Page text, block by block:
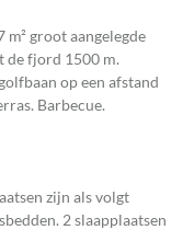
m² groot aangelegde
de fjord 1500 m.
op een afstand
Barbecue.
zijn als volgt
2 slaapplaatsen